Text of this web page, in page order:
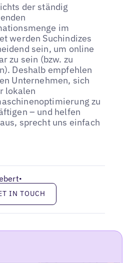
der ständig
im
werden Suchindizes
sein, um online
zu sein (bzw. zu
Deshalb empfehlen
Unternehmen, sich
lokalen
zu
– und helfen
sprecht uns einfach
•
IN TOUCH